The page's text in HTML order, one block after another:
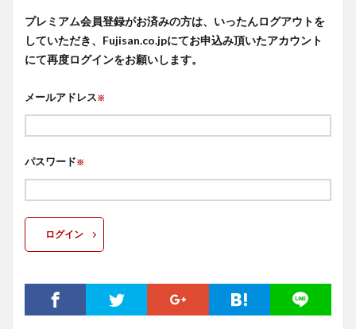
プレミアム会員登録がお済みの方は、いったんログアウトを
していただき、Fujisan.co.jpにてお申込み頂いたアカウント
にて再度ログインをお願いします。
メールアドレス※
パスワード※
ログイン